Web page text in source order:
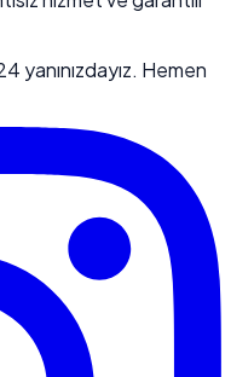
yanınızdayız. Hemen